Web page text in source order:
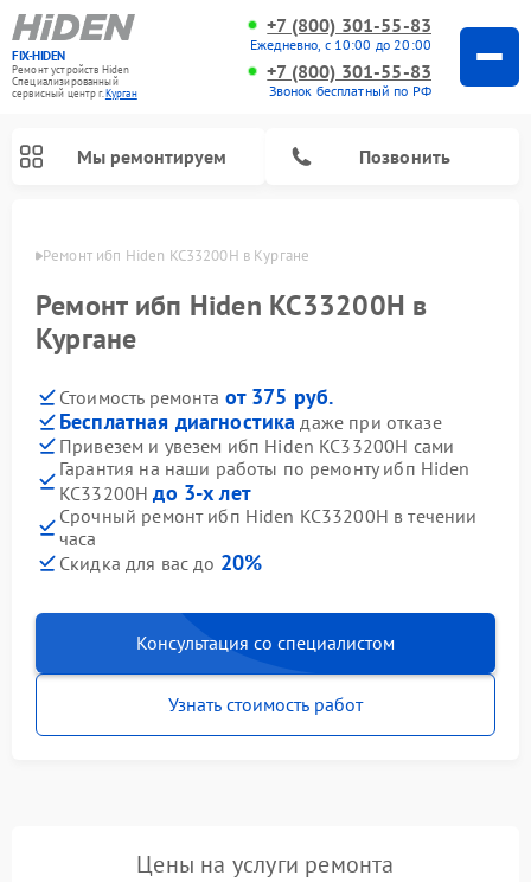
FIX-HIDEN
Ремонт устройств Hiden
Специализированный
cервисный центр г.Курган
+7 (800) 301-55-83
Ежедневно, с 10:00 до 20:00
+7 (800) 301-55-83
Звонок бесплатный по РФ
Мы ремонтируем Позвонить
Ремонт ибп Hiden KC33200H в Кургане
Ремонт ибп Hiden KC33200H в
Кургане
Стоимость ремонта от 375 руб.
Бесплатная диагностика даже при отказе
Привезем и увезем ибп Hiden KC33200H сами
Гарантия на наши работы по ремонту ибп Hiden
KC33200Hдо 3-х лет
Срочный ремонт ибп Hiden KC33200H в течении
часа
Скидка для вас до 20%
Консультация со специалистом
Узнать стоимость работ
Цены на услуги ремонта